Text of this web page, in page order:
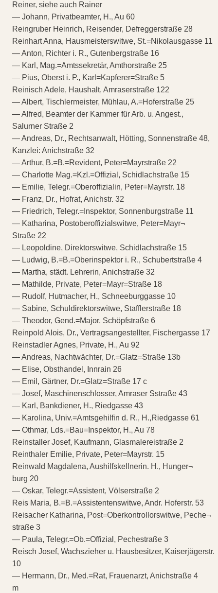
Reiner, siehe auch Rainer
— Johann, Privatbeamter, H., Au 60
Reingruber Heinrich, Reisender, Defreggerstraße 28
Reinhart Anna, Hausmeisterswitwe, St.=Nikolausgasse 11
— Anton, Richter i. R., Gutenbergstraße 16
— Karl, Mag.=Amtssekretär, Amthorstraße 25
— Pius, Oberst i. P., Karl=Kapferer=Straße 5
Reinisch Adele, Haushalt, Amraserstraße 122
— Albert, Tischlermeister, Mühlau, A.=Hoferstraße 25
— Alfred, Beamter der Kammer für Arb. u. Angest.,
Salurner Straße 2
— Andreas, Dr., Rechtsanwalt, Hötting, Sonnenstraße 48,
Kanzlei: Anichstraße 32
— Arthur, B.=B.=Revident, Peter=Mayrstraße 22
— Charlotte Mag.=Kzl.=Offizial, Schidlachstraße 15
— Emilie, Telegr.=Oberoffizialin, Peter=Mayrstr. 18
— Franz, Dr., Hofrat, Anichstr. 32
— Friedrich, Telegr.=Inspektor, Sonnenburgstraße 11
— Katharina, Postoberoffizialswitwe, Peter=Mayr¬
Straße 22
— Leopoldine, Direktorswitwe, Schidlachstraße 15
— Ludwig, B.=B.=Oberinspektor i. R., Schubertstraße 4
— Martha, städt. Lehrerin, Anichstraße 32
— Mathilde, Private, Peter=Mayr=Straße 18
— Rudolf, Hutmacher, H., Schneeburggasse 10
— Sabine, Schuldirektorswitwe, Stafflerstraße 18
— Theodor, Gend.=Major, Schöpfstraße 6
Reinpold Alois, Dr., Vertragsangestellter, Fischergasse 17
Reinstadler Agnes, Private, H., Au 92
— Andreas, Nachtwächter, Dr.=Glatz=Straße 13b
— Elise, Obsthandel, Innrain 26
— Emil, Gärtner, Dr.=Glatz=Straße 17 c
— Josef, Maschinenschlosser, Amraser Sstraße 43
— Karl, Bankdiener, H., Riedgasse 43
— Karolina, Univ.=Amtsgehilfin d. R., H.,Riedgasse 61
— Othmar, Lds.=Bau=Inspektor, H., Au 78
Reinstaller Josef, Kaufmann, Glasmalereistraße 2
Reinthaler Emilie, Private, Peter=Mayrstr. 15
Reinwald Magdalena, Aushilfskellnerin. H., Hunger¬
burg 20
— Oskar, Telegr.=Assistent, Völserstraße 2
Reis Maria, B.=B.=Assistentenswitwe, Andr. Hoferstr. 53
Reisacher Katharina, Post=Oberkontrollorswitwe, Peche¬
straße 3
— Paula, Telegr.=Ob.=Offizial, Pechestraße 3
Reisch Josef, Wachszieher u. Hausbesitzer, Kaiserjägerstr.
10
— Hermann, Dr., Med.=Rat, Frauenarzt, Anichstraße 4
m